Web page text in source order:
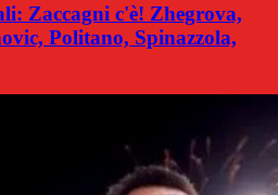
Zaccagni c'è! Zhegrova,
Politano, Spinazzola,